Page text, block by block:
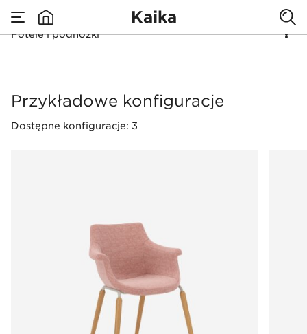
Kaika
Fotele i podnóżki
Fotele i podnóżki
Przykładowe konfiguracje
Dostępne konfiguracje: 3